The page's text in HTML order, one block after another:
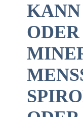
ODER